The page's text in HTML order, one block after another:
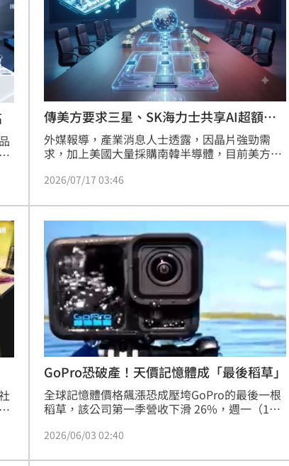
看傻 18:33
晚 18:32
應了 18:31
18:27
笑 18:27
慘了 18:25
誤會 18:18
你 18:18
了 18:13
18:13
手 18:12
傳美方要求三星、SK海力士共享AI超額利
潤
外媒報導，產業消息人士透露，因晶片強勁需
求，加上美國大量採購南韓半導體，目前美方正
的巨額利潤。對此，南韓內部針對「超額」利
題，都還在討論中。
2026/07/17 03:46
GoPro恐破產！天價記憶體成「最後稻草」
全球記憶體價格飆漲恐成壓垮GoPro的最後一根
稻草，該公司第一季營收下滑 26%，週一（1
避免債務違約，消息曝光也讓其股價應聲重挫
2026/06/03 02:40